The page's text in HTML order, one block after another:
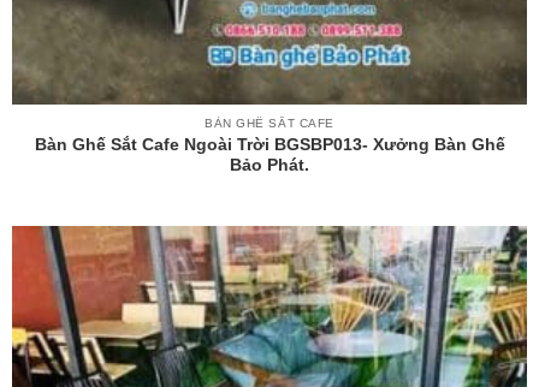
BÀN GHẾ SẮT CAFE
Bàn Ghế Sắt Cafe Ngoài Trời BGSBP013- Xưởng Bàn Ghế
Bảo Phát.